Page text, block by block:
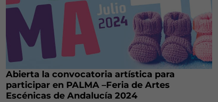
Abierta la convocatoria artística para
participar en PALMA –Feria de Artes
Escénicas de Andalucía 2024